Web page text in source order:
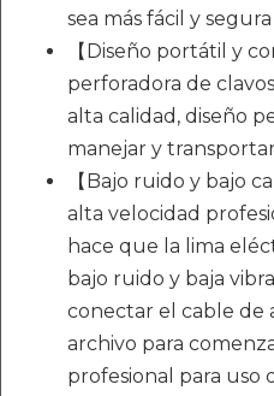
sea más fácil y
【Diseño portátil y
perforadora de
alta calidad, diseño
manejar y
【Bajo ruido y bajo
alta velocidad
hace que la lima
bajo ruido y baja
conectar el cable de
archivo para
profesional para uso